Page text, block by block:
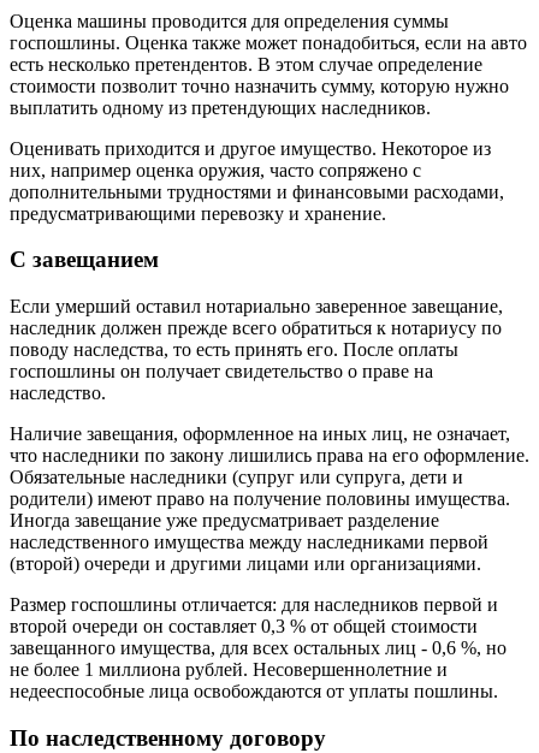
Оценка машины проводится для определения суммы
госпошлины. Оценка также может понадобиться, если на авто
есть несколько претендентов. В этом случае определение
стоимости позволит точно назначить сумму, которую нужно
выплатить одному из претендующих наследников.
Оценивать приходится и другое имущество. Некоторое из
них, например оценка оружия, часто сопряжено с
дополнительными трудностями и финансовыми расходами,
предусматривающими перевозку и хранение.
С завещанием
Если умерший оставил нотариально заверенное завещание,
наследник должен прежде всего обратиться к нотариусу по
поводу наследства, то есть принять его. После оплаты
госпошлины он получает свидетельство о праве на
наследство.
Наличие завещания, оформленное на иных лиц, не означает,
что наследники по закону лишились права на его оформление.
Обязательные наследники (супруг или супруга, дети и
родители) имеют право на получение половины имущества.
Иногда завещание уже предусматривает разделение
наследственного имущества между наследниками первой
(второй) очереди и другими лицами или организациями.
Размер госпошлины отличается: для наследников первой и
второй очереди он составляет 0,3 % от общей стоимости
завещанного имущества, для всех остальных лиц - 0,6 %, но
не более 1 миллиона рублей. Несовершеннолетние и
недееспособные лица освобождаются от уплаты пошлины.
По наследственному договору